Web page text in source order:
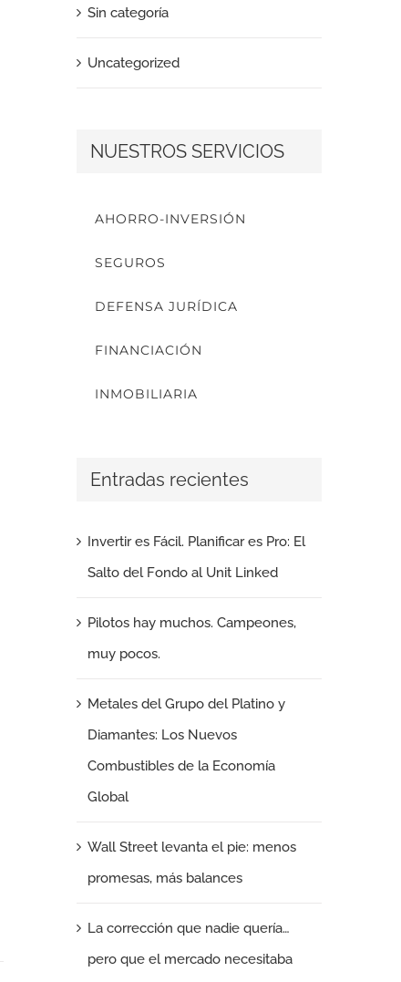
Sin categoría
Uncategorized
NUESTROS SERVICIOS
AHORRO-INVERSIÓN
SEGUROS
DEFENSA JURÍDICA
FINANCIACIÓN
INMOBILIARIA
Entradas recientes
Invertir es Fácil. Planificar es Pro: El
Salto del Fondo al Unit Linked
Pilotos hay muchos. Campeones,
muy pocos.
Metales del Grupo del Platino y
Diamantes: Los Nuevos
Combustibles de la Economía
Global
Wall Street levanta el pie: menos
promesas, más balances
La corrección que nadie quería…
pero que el mercado necesitaba